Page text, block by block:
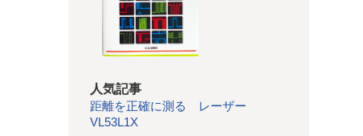
人気記事
距離を正確に測る レーザー
VL53L1X